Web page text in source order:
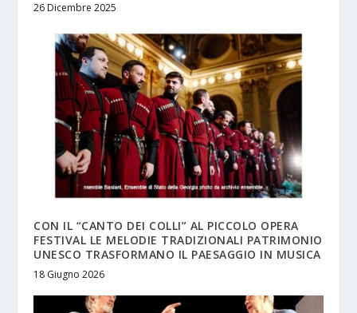
26 Dicembre 2025
CON IL “CANTO DEI COLLI” AL PICCOLO OPERA
FESTIVAL LE MELODIE TRADIZIONALI PATRIMONIO
UNESCO TRASFORMANO IL PAESAGGIO IN MUSICA
18 Giugno 2026